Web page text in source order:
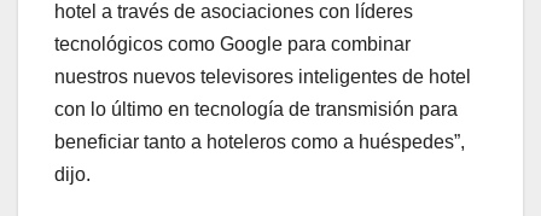
hotel a través de asociaciones con líderes
tecnológicos como Google para combinar
nuestros nuevos televisores inteligentes de hotel
con lo último en tecnología de transmisión para
beneficiar tanto a hoteleros como a huéspedes”,
dijo.